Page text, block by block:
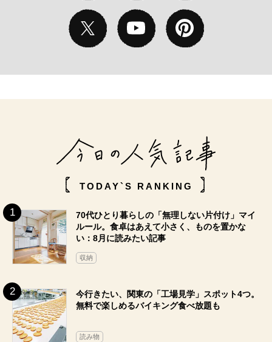
TODAY`S RANKING
70代ひとり暮らしの「無理しない片付け」マイ
ルール。食卓はあえて小さく、ものを置かな
い：8月に読みたい記事
収納
今行きたい、関東の「工場見学」スポット4つ。
無料で楽しめるバイキング食べ放題も
読み物